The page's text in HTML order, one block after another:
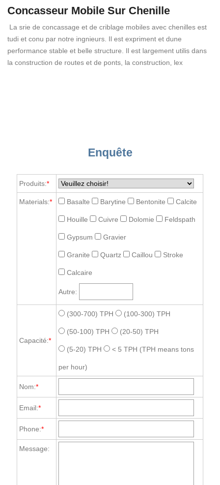
Concasseur Mobile Sur Chenille
La srie de concassage et de criblage mobiles avec chenilles est
tudi et conu par notre ingnieurs. Il est expriment et dune
performance stable et belle structure. Il est largement utilis dans
la construction de routes et de ponts, la construction, lex
Enquête
Produits:*
Materials:* Basalte Barytine Bentonite Calcite
Houille Cuivre Dolomie Feldspath
Gypsum Gravier
Granite Quartz Caillou Stroke
Calcaire
Autre:
Capacité:*
(300-700) TPH (100-300) TPH
(50-100) TPH (20-50) TPH
(5-20) TPH < 5 TPH (TPH means tons
per hour)
Nom:*
Email:*
Phone:*
Message: